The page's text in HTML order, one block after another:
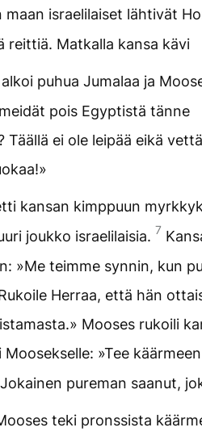
maan israelilaiset lähtivät
reittiä. Matkalla kansa kävi
puhua Jumalaa ja
pois Egyptistä tänne
Täällä ei ole leipää eikä
kansan kimppuun
joukko israelilaisia. 7
»Me teimme synnin, kun
Herraa, että hän
Mooses rukoili
Moosekselle: »Tee
pureman saanut,
teki pronssista